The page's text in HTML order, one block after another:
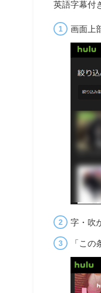
英語字幕付
画面上
字・吹
「こ